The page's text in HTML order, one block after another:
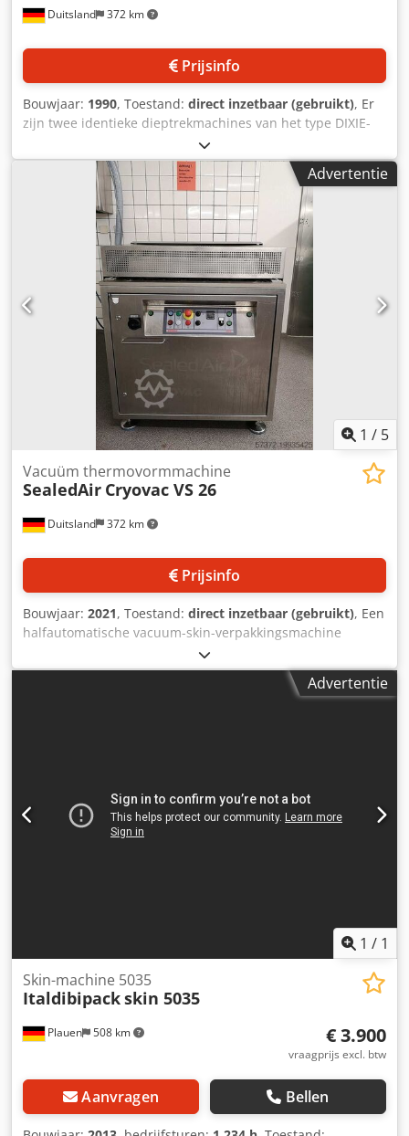
Duitsland 372 km
Prijsinfo
Bouwjaar: 1990, Toestand: direct inzetbaar (gebruikt), Er
zijn twee identieke dieptrek­machines van het type DIXIE-
UNION DV 2000 beschikbaar. Aansluitspanning: 380V,
frequentie: 50Hz, nominale stroom: 20A, uitgevoerd met
rode CEE krachtstroomstekker (3~). Machine 1 was tot 2025
in gebruik, machine 2 is langere tijd buiten gebruik
geweest en is niet compleet omdat relais als
reserveonderdelen zijn verwijderd. Bezichtiging ter plaatse
is mogelijk, maar de machines staan niet onder stroom.
Credpfxoylnz So Anksf
Advertentie
1 / 5
Duitsland 372 km
Vacuüm thermovormmachine
SealedAir Cryovac VS 26
Prijsinfo
Bouwjaar: 2021, Toestand: direct inzetbaar (gebruikt), Een
halfautomatische vacuum-skin-verpakkingsmachine
(traysealer) van Sealed Air voor Darfresh skinverpakking is
beschikbaar. Verpakkingscapaciteit: 15/min,
cycluscapaciteit: 1,5 cycli/min, foliebreedte: 562 mm,
aanwezig. Bezichtiging ter plaatse mogelijk. Cjdpfx
Aexaphbjnksrf
Advertentie
1 / 1
Plauen 508 km
Skin-machine 5035
Italdibipackskin 5035
€ 3.900
vraagprijs excl. btw
Aanvragen Bellen